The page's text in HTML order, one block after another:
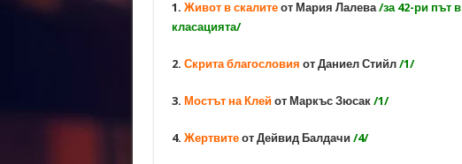
1. Живот в скалите от Мария Лалева/за 42-ри път в
класацията/
2. Скрита благословия от Даниел Стийл /1/
3. Мостът на Клейот Маркъс Зюсак /1/
4. Жертвитеот Дейвид Балдачи /4/